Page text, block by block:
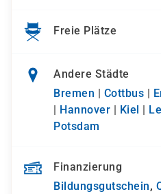
Freie Plätze
Andere Städte
Bremen
Cottbus
Hannover Kiel
Potsdam
Finanzierung
Bildungsgutschein,